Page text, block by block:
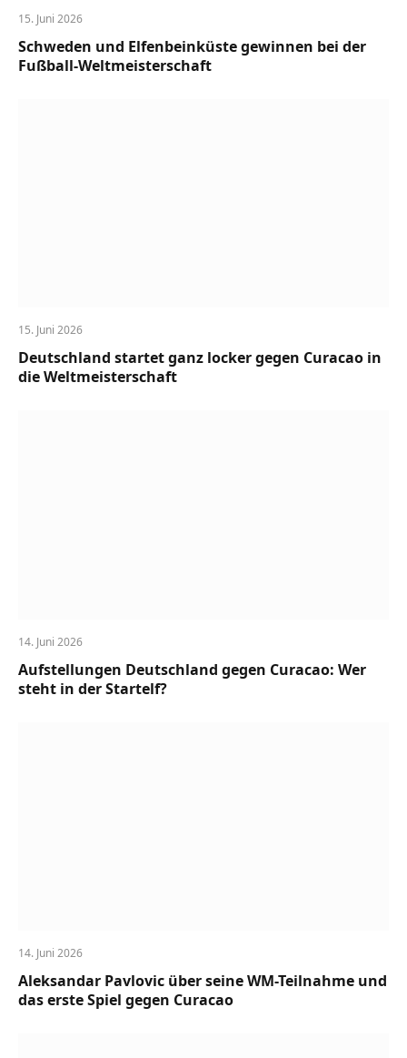
15. Juni 2026
Schweden und Elfenbeinküste gewinnen bei der
Fußball-Weltmeisterschaft
15. Juni 2026
Deutschland startet ganz locker gegen Curacao in
die Weltmeisterschaft
14. Juni 2026
Aufstellungen Deutschland gegen Curacao: Wer
steht in der Startelf?
14. Juni 2026
Aleksandar Pavlovic über seine WM-Teilnahme und
das erste Spiel gegen Curacao